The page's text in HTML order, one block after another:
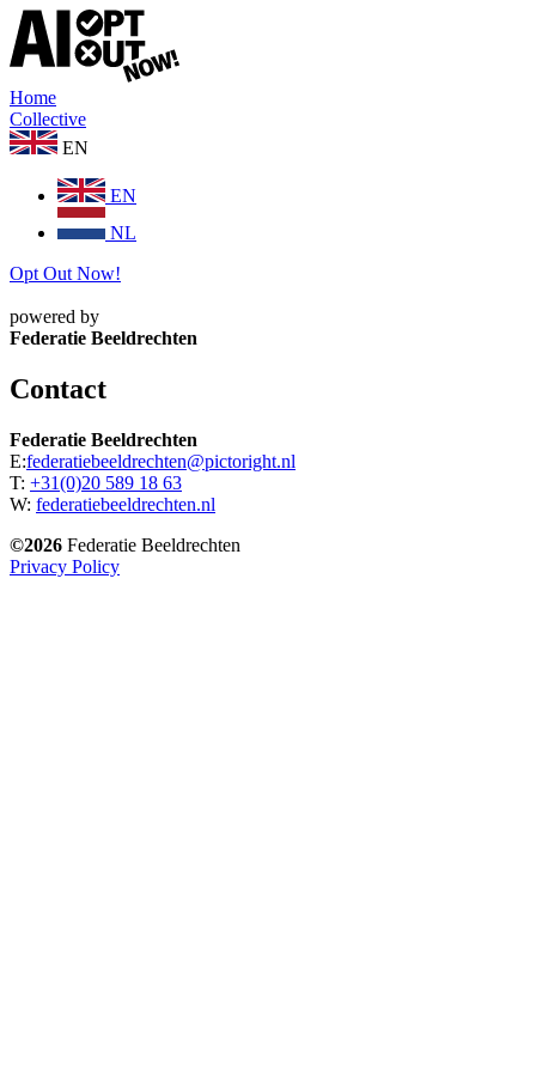
Home
Collective
EN
EN
NL
Opt Out Now!
powered by
Federatie Beeldrechten
Contact
Federatie Beeldrechten
E:federatiebeeldrechten@pictoright.nl
T: +31(0)20 589 18 63
W: federatiebeeldrechten.nl
©2026 Federatie Beeldrechten
Privacy Policy